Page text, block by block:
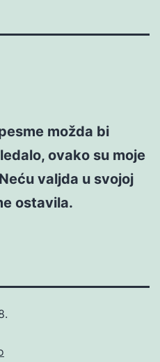
možda bi
ovako su moje
valjda u svojoj
ostavila.